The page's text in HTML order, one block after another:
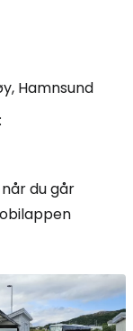
Hamnsund
du går